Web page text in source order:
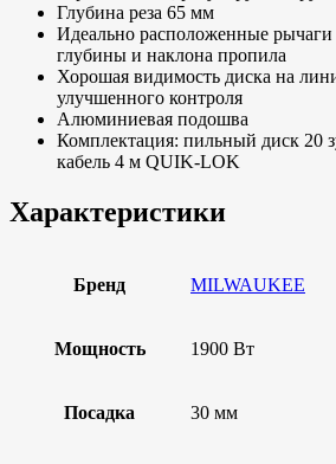
Глубина реза 65 мм
Идеально расположенные рычаги
глубины и наклона пропила
Хорошая видимость диска на
улучшенного контроля
Алюминиевая подошва
Комплектация: пильный диск 20
кабель 4 м QUIK-LOK
Характеристики
Бренд MILWAUKEE
Мощность 1900 Вт
Посадка 30 мм